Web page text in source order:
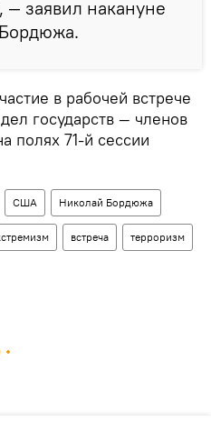
заявил накануне
в рабочей встрече
государств — членов
полях 71-й сессии
США Николай Бордюжа
встреча терроризм